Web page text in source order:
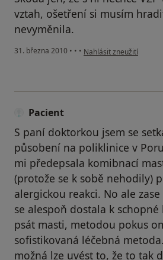
vztah, ošetření si musím
nevyměnila.
31. března 2010 • • • podle názoru uživatele
Nahlásit zneužití
Pacient
S paní doktorkou jsem se
působení na poliklinice v
mi předepsala komibnací
(protože se k sobě nehodily)
alergickou reakci. No ale
se alespoň dostala k schopné
psát masti, metodou pokus
sofistikovaná léčebná
možná lze uvést to, že to tak